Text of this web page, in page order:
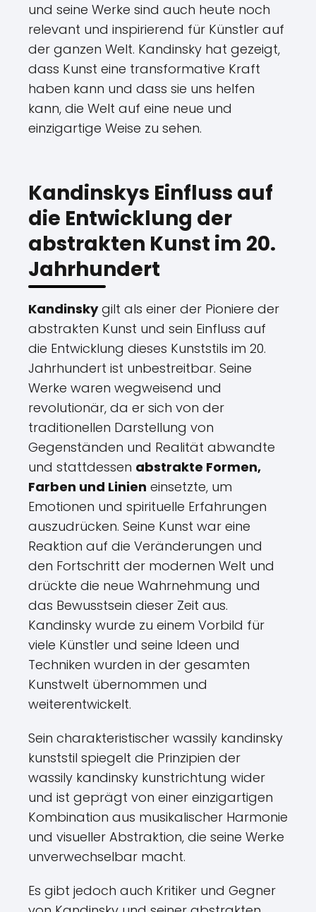
und seine Werke sind auch heute noch
relevant und inspirierend für Künstler auf
der ganzen Welt. Kandinsky hat gezeigt,
dass Kunst eine transformative Kraft
haben kann und dass sie uns helfen
kann, die Welt auf eine neue und
einzigartige Weise zu sehen.
Kandinskys Einfluss auf
die Entwicklung der
abstrakten Kunst im 20.
Jahrhundert
Kandinskygilt als einer der Pioniere der
abstrakten Kunst und sein Einfluss auf
die Entwicklung dieses Kunststils im 20.
Jahrhundert ist unbestreitbar. Seine
Werke waren wegweisend und
revolutionär, da er sich von der
traditionellen Darstellung von
Gegenständen und Realität abwandte
und stattdessen abstrakte Formen,
Farben und Linien einsetzte, um
Emotionen und spirituelle Erfahrungen
auszudrücken. Seine Kunst war eine
Reaktion auf die Veränderungen und
den Fortschritt der modernen Welt und
drückte die neue Wahrnehmung und
das Bewusstsein dieser Zeit aus.
Kandinsky wurde zu einem Vorbild für
viele Künstler und seine Ideen und
Techniken wurden in der gesamten
Kunstwelt übernommen und
weiterentwickelt.
Sein charakteristischer wassily kandinsky
kunststil spiegelt die Prinzipien der
wassily kandinsky kunstrichtung wider
und ist geprägt von einer einzigartigen
Kombination aus musikalischer Harmonie
und visueller Abstraktion, die seine Werke
unverwechselbar macht.
Es gibt jedoch auch Kritiker und Gegner